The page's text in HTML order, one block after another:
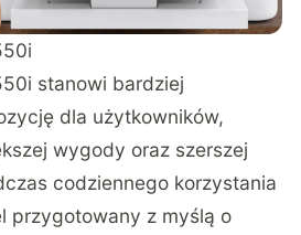
stanowi bardziej
dla użytkowników,
wygody oraz szerszej
codziennego korzystania
przygotowany z myślą o